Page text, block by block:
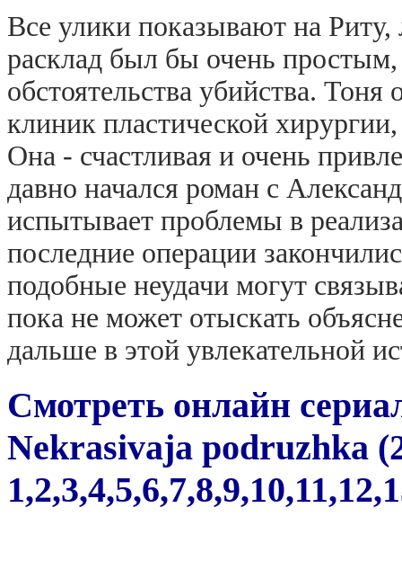
Все улики показывают на
расклад был бы очень
обстоятельства убийства. Тоня
клиник пластической
Она - счастливая и очень
давно начался роман с
испытывает проблемы в
последние операции
подобные неудачи могут
пока не может отыскать
дальше в этой увлекательной
Смотреть онлайн
Nekrasivaja podruzhka